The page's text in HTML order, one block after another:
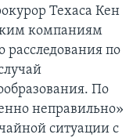
Техаса Кен
компаниям
расследования по
По
неправильно»
ситуации с